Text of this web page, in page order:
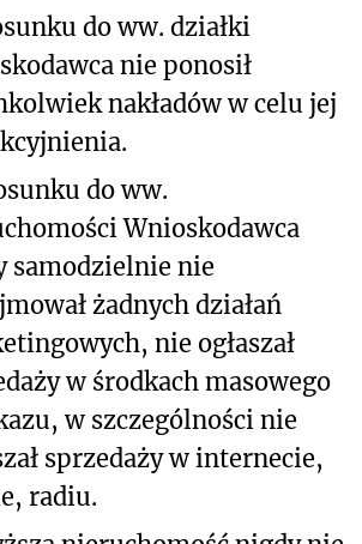
do ww. działki
nie ponosił
nakładów w celu jej
do ww.
Wnioskodawca
samodzielnie nie
żadnych działań
nie ogłaszał
w środkach masowego
w szczególności nie
sprzedaży w internecie,
radiu.